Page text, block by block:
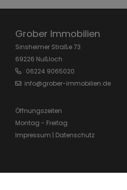
Grober Immobilien
Sins­hei­mer Stra­ße 73
69226 Nu­ßloch
06224 9065020
info@grober-immobilien.de
Öffnungszeiten
Montag - Freitag
Impressum | Datenschutz